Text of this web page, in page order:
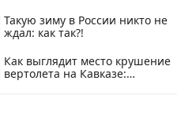
Такую зиму в России никто не
ждал: как так?!
Как выглядит место крушение
вертолета на Кавказе: